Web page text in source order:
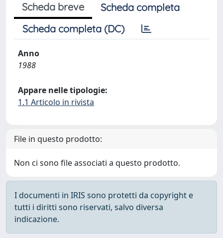
Scheda breve
Scheda completa
Scheda completa (DC)
Anno
1988
Appare nelle tipologie:
1.1 Articolo in rivista
File in questo prodotto:
Non ci sono file associati a questo prodotto.
I documenti in IRIS sono protetti da copyright e
tutti i diritti sono riservati, salvo diversa
indicazione.